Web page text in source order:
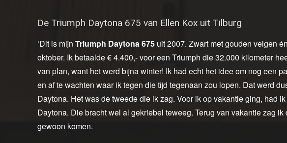
De Triumph Daytona 675 van Ellen Kox uit Tilburg
‘Dit is mijn Triumph Daytona 675 uit 2007. Zwart met gouden velgen
oktober. Ik betaalde € 4.400,- voor een Triumph die 32.000 kilometer
van plan, want het werd bijna winter! Ik had echt het idee om nog een
en af te wachten waar ik tegen die tijd tegenaan zou lopen. Dat werd
Daytona. Het was de tweede die ik zag. Voor ik op vakantie ging, had
Daytona. Die bracht wel al gekriebel teweeg. Terug van vakantie zag
gewoon komen.